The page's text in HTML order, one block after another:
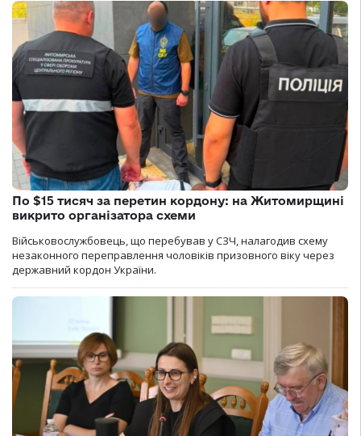
По $15 тисяч за перетин кордону: на Житомирщині
викрито організатора схеми
Військовослужбовець, що перебував у СЗЧ, налагодив схему
незаконного переправлення чоловіків призовного віку через
державний кордон України.